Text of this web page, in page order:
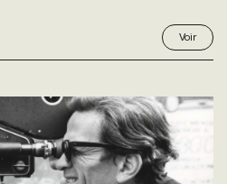
Voir